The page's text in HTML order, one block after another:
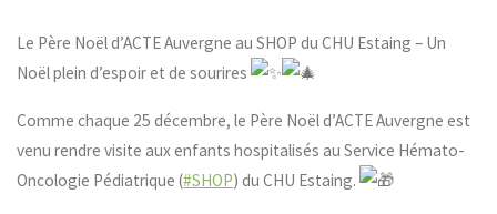
Le Père Noël d’ACTE Auvergne au SHOP du CHU Estaing – Un
Noël plein d’espoir et de sourires
Comme chaque 25 décembre, le Père Noël d’ACTE Auvergne est
venu rendre visite aux enfants hospitalisés au Service Hémato-
Oncologie Pédiatrique (#SHOP) du CHU Estaing.